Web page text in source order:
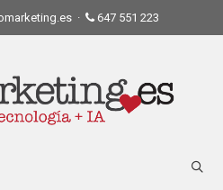
· 647 551 223